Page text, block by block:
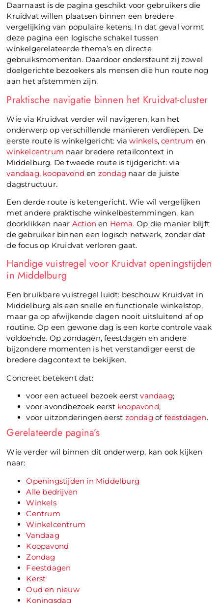
Daarnaast is de pagina geschikt voor gebruikers die
Kruidvat willen plaatsen binnen een bredere
vergelijking van populaire ketens. In dat geval vormt
deze pagina een logische schakel tussen
winkelgerelateerde thema’s en directe
gebruiksmomenten. Daardoor ondersteunt zij zowel
doelgerichte bezoekers als mensen die hun route nog
aan het afstemmen zijn.
Praktische navigatie binnen het Kruidvat-cluster
Wie via Kruidvat verder wil navigeren, kan het
onderwerp op verschillende manieren verdiepen. De
eerste route is winkelgericht: viawinkels,centrum en
winkelcentrum naar bredere retailcontext in
Middelburg. De tweede route is tijdgericht: via
vandaag, koopavond en zondag naar de juiste
dagstructuur.
Een derde route is ketengericht. Wie wil vergelijken
met andere praktische winkelbestemmingen, kan
doorklikken naar Action en Hema. Op die manier blijft
de gebruiker binnen een logisch netwerk, zonder dat
de focus op Kruidvat verloren gaat.
Handige vuistregel voor Kruidvat openingstijden
in Middelburg
Een bruikbare vuistregel luidt: beschouw Kruidvat in
Middelburg als een snelle en functionele winkelstop,
maar ga op afwijkende dagen nooit uitsluitend af op
routine. Op een gewone dag is een korte controle vaak
voldoende. Op zondagen, feestdagen en andere
bijzondere momenten is het verstandiger eerst de
bredere dagcontext te bekijken.
Concreet betekent dat:
voor een actueel bezoek eerstvandaag;
voor avondbezoek eerst koopavond;
voor uitzonderingen eerst zondag of feestdagen.
Gerelateerde pagina’s
Wie verder wil binnen dit onderwerp, kan ook kijken
naar:
Openingstijden in Middelburg
Alle bedrijven
Winkels
Centrum
Winkelcentrum
Vandaag
Koopavond
Zondag
Feestdagen
Kerst
Oud en nieuw
Koningsdag